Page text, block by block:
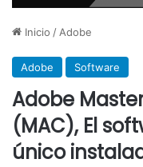
Inicio /Adobe
Adobe Software
Adobe
(MAC), El
único